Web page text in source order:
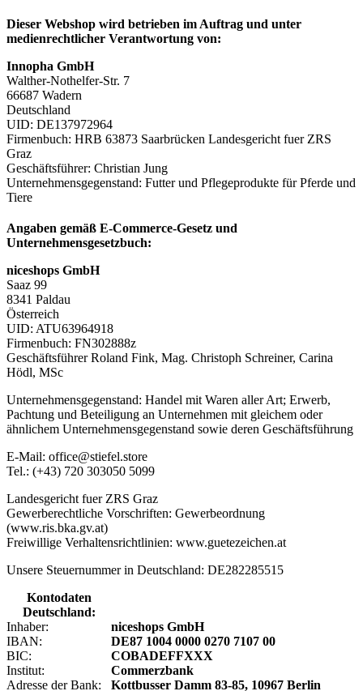
Dieser Webshop wird betrieben im Auftrag und unter
medienrechtlicher Verantwortung von:
Innopha GmbH
Walther-Nothelfer-Str. 7
66687 Wadern
Deutschland
UID: DE137972964
Firmenbuch: HRB 63873 Saarbrücken Landesgericht fuer ZRS
Graz
Geschäftsführer: Christian Jung
Unternehmensgegenstand: Futter und Pflegeprodukte für Pferde und
Tiere
Angaben gemäß E-Commerce-Gesetz und
Unternehmensgesetzbuch:
niceshops GmbH
Saaz 99
8341 Paldau
Österreich
UID: ATU63964918
Firmenbuch: FN302888z
Geschäftsführer Roland Fink, Mag. Christoph Schreiner, Carina
Hödl, MSc
Unternehmensgegenstand: Handel mit Waren aller Art; Erwerb,
Pachtung und Beteiligung an Unternehmen mit gleichem oder
ähnlichem Unternehmensgegenstand sowie deren Geschäftsführung
E-Mail: office@stiefel.store
Tel.: (+43) 720 303050 5099
Landesgericht fuer ZRS Graz
Gewerberechtliche Vorschriften: Gewerbeordnung
(www.ris.bka.gv.at)
Freiwillige Verhaltensrichtlinien: www.guetezeichen.at
Unsere Steuernummer in Deutschland: DE282285515
Kontodaten
Deutschland:
Inhaber:
niceshops GmbH
IBAN:
DE87 1004 0000 0270 7107 00
BIC:
COBADEFFXXX
Institut:
Commerzbank
Adresse der Bank:
Kottbusser Damm 83-85, 10967 Berlin